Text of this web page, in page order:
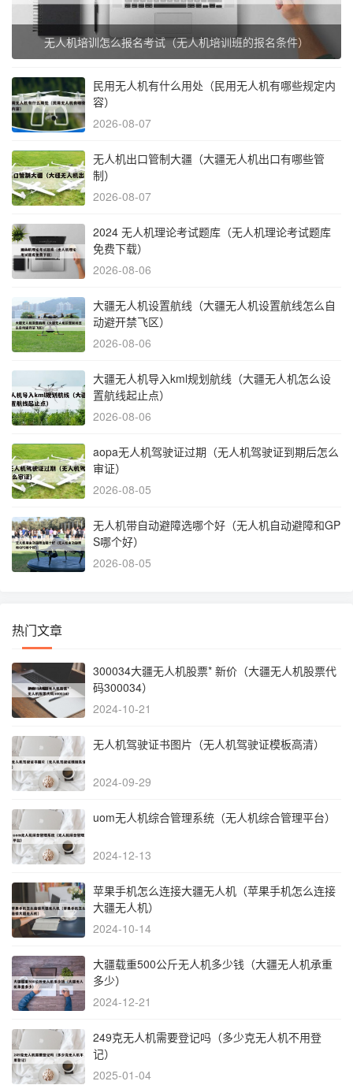
无人机培训怎么报名考试（无人机培训班的报名条件）
民用无人机有什么用处（民用无人机有哪些规定内
容）
2026-08-07
无人机出口管制大疆（大疆无人机出口有哪些管
制）
2026-08-07
2024 无人机理论考试题库（无人机理论考试题库
免费下载）
2026-08-06
大疆无人机设置航线（大疆无人机设置航线怎么自
动避开禁飞区）
2026-08-06
大疆无人机导入kml规划航线（大疆无人机怎么设
置航线起止点）
2026-08-06
aopa无人机驾驶证过期（无人机驾驶证到期后怎么
审证）
2026-08-05
无人机带自动避障选哪个好（无人机自动避障和GP
S哪个好）
2026-08-05
热门文章
300034大疆无人机股票* 新价（大疆无人机股票代
码300034）
2024-10-21
无人机驾驶证书图片（无人机驾驶证模板高清）
2024-09-29
uom无人机综合管理系统（无人机综合管理平台）
2024-12-13
苹果手机怎么连接大疆无人机（苹果手机怎么连接
大疆无人机）
2024-10-14
大疆载重500公斤无人机多少钱（大疆无人机承重
多少）
2024-12-21
249克无人机需要登记吗（多少克无人机不用登
记）
2025-01-04